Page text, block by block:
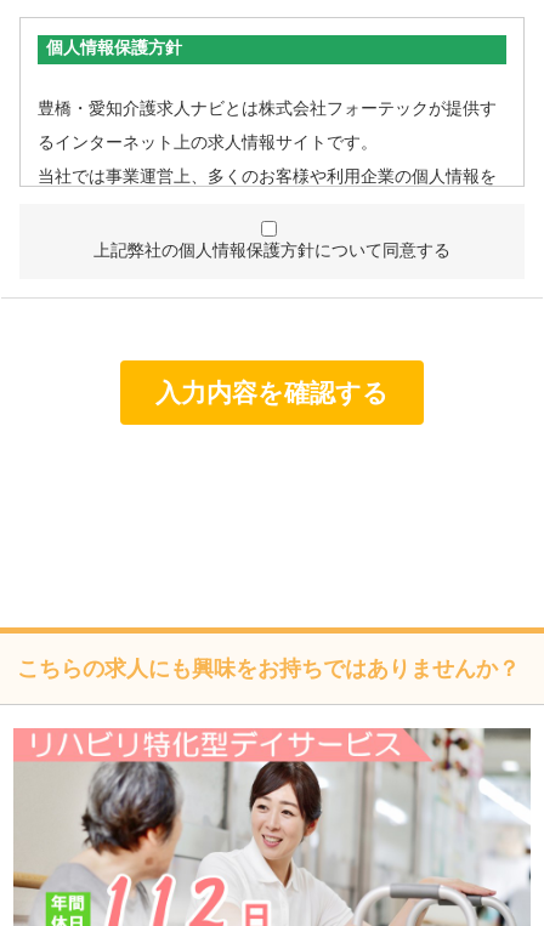
個人情報保護方針
豊橋・愛知介護求人ナビとは株式会社フォーテックが提供す
るインターネット上の求人情報サイトです。
当社では事業運営上、多くのお客様や利用企業の個人情報を
して責任ある対応を実現するものとします。
個人情報は、適法かつ適正な方法で取得します。
個人情報の取扱いについて
株式会社フォーテック（以下「当社」といいます）は、当プ
ライバシーポリシーを掲示し、当プライバシーポリシーに準
拠して提供されるサービス（以下「本サービス」といいま
す）の利用企業・団体等（以下「利用企業等」といいます）
および本サービスをご利用になる方（以下「ユーザー」とい
上記弊社の個人情報保護方針について同意する
こちらの求人にも興味をお持ちではありませんか？